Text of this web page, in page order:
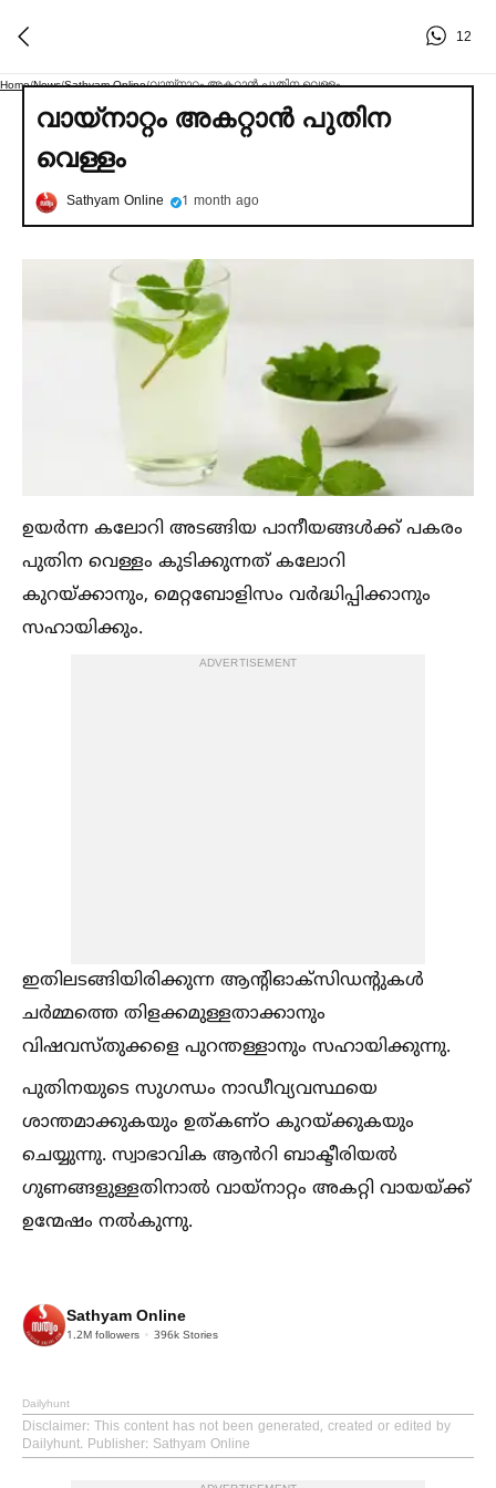
12
Home/News/Sathyam Online/വായ്‌നാറ്റം അകറ്റാൻ പുതിന വെള്ളം
വായ്‌നാറ്റം അകറ്റാൻ പുതിന
വെള്ളം
Sathyam Online 1 month ago
ഉയർന്ന കലോറി അടങ്ങിയ പാനീയങ്ങള്‍ക്ക് പകരം
പുതിന വെള്ളം കുടിക്കുന്നത് കലോറി
കുറയ്ക്കാനും, മെറ്റബോളിസം വർദ്ധിപ്പിക്കാനും
സഹായിക്കും.
ADVERTISEMENT
ഇതിലടങ്ങിയിരിക്കുന്ന ആന്റിഓക്‌സിഡന്റുകള്‍
ചർമ്മത്തെ തിളക്കമുള്ളതാക്കാനും
വിഷവസ്തുക്കളെ പുറന്തള്ളാനും സഹായിക്കുന്നു.
പുതിനയുടെ സുഗന്ധം നാഡീവ്യവസ്ഥയെ
ശാന്തമാക്കുകയും ഉത്കണ്ഠ കുറയ്ക്കുകയും
ചെയ്യുന്നു. സ്വാഭാവിക ആൻറി ബാക്ടീരിയല്‍
ഗുണങ്ങളുള്ളതിനാല്‍ വായ്‌നാറ്റം അകറ്റി വായയ്ക്ക്
ഉന്മേഷം നല്‍കുന്നു.
Sathyam Online
1.2M followers 396k Stories
Dailyhunt
Disclaimer: This content has not been generated, created or edited by
Dailyhunt. Publisher: Sathyam Online